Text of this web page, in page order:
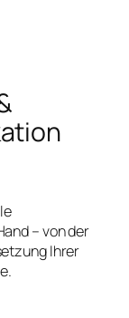
– von der
Ihrer